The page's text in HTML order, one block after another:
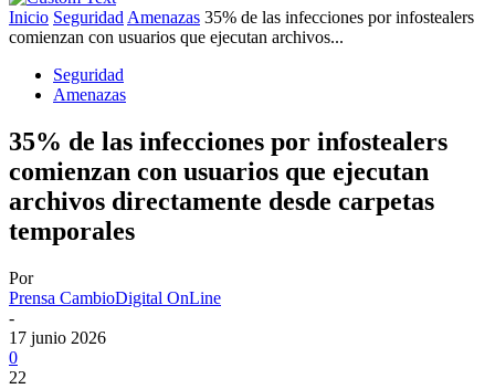
Inicio Seguridad Amenazas 35% de las infecciones por infostealers
comienzan con usuarios que ejecutan archivos...
Seguridad
Amenazas
35% de las infecciones por infostealers
comienzan con usuarios que ejecutan
archivos directamente desde carpetas
temporales
Por
Prensa CambioDigital OnLine
-
17 junio 2026
0
22